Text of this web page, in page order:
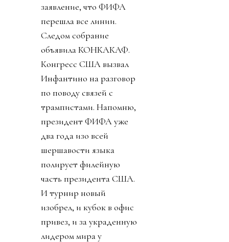
заявление, что ФИФА
перешла все линии.
Следом собрание
объявила КОНКАКАФ.
Конгресс США вызвал
Инфантино на разговор
по поводу связей с
трампистами. Напомню,
президент ФИФА уже
два года изо всей
шершавости языка
полирует филейную
часть президента США.
И турнир новый
изобрел, и кубок в офис
привез, и за украденную
лидером мира у